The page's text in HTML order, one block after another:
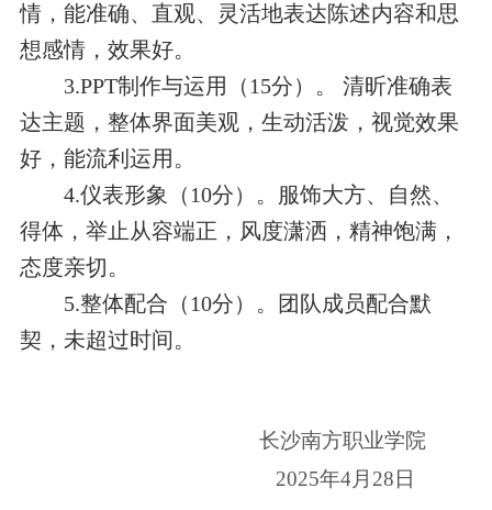
情，能准确、直观、灵活地表达陈述内容和思
想感情，效果好。
3.PPT制作与运用（15分）。 清昕准确表
达主题，整体界面美观，生动活泼，视觉效果
好，能流利运用。
4.仪表形象（10分）。服饰大方、自然、
得体，举止从容端正，风度潇洒，精神饱满，
态度亲切。
5.整体配合（10分）。团队成员配合默
契，未超过时间。
长沙南方职业学院
2025年4月28日